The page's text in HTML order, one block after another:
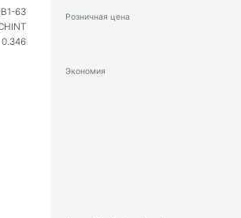
63
0.346
Розничная цена
Экономия